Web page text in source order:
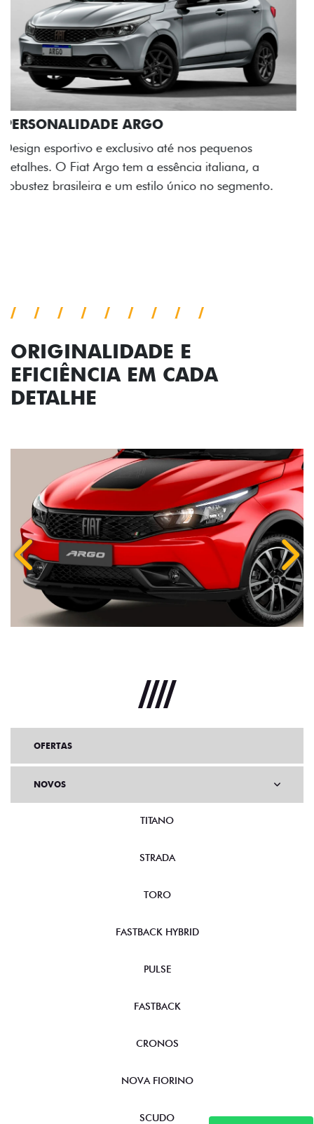
ACABAMENTO E DESIGN INTERNO
A flag italiana e o novo logo Fiat também aparecem
no interior do carro, que possui acabamento
impecável e detalhes escurecidos.
ORIGINALIDADE E
EFICIÊNCIA EM CADA
DETALHE
Anterior
OFERTAS
NOVOS
TITANO
STRADA
TORO
FASTBACK HYBRID
PULSE
FASTBACK
CRONOS
NOVA FIORINO
SCUDO